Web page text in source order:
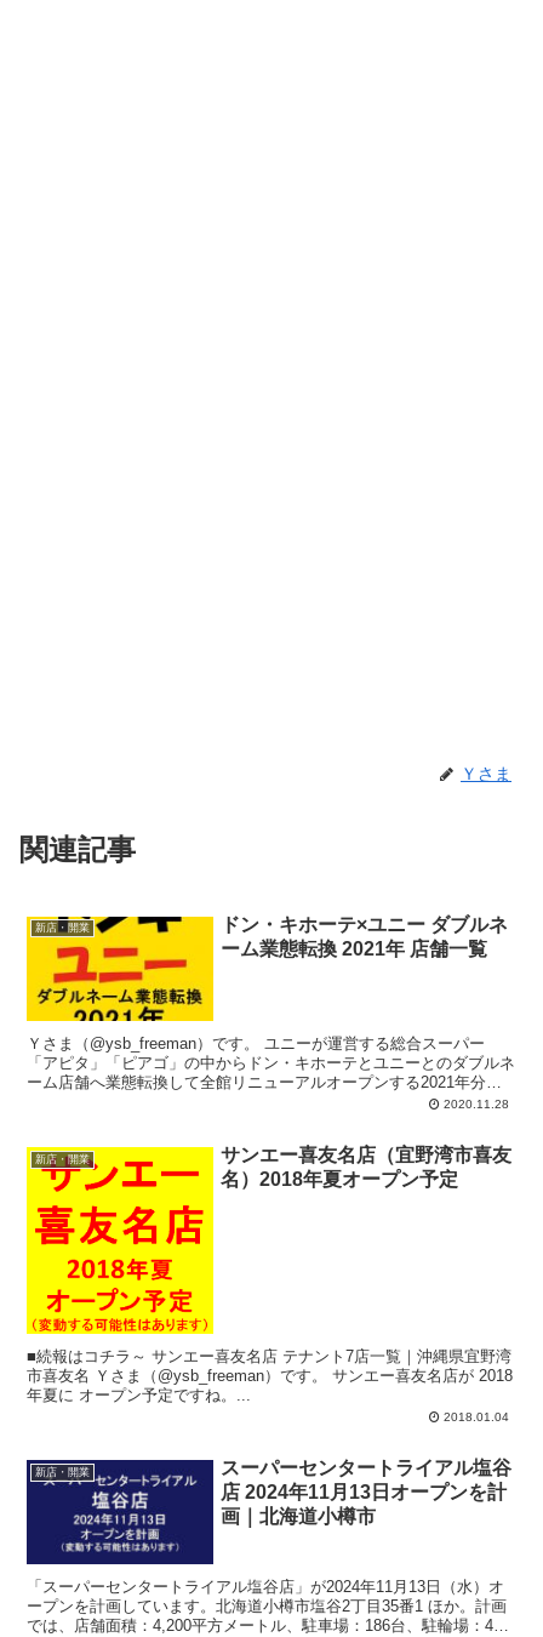
Ｙさま
関連記事
新店・開業
ドン・キホーテ×ユニー ダブルネ
ーム業態転換 2021年 店舗一覧
Ｙさま（@ysb_freeman）です。 ユニーが運営する総合スーパー
「アピタ」「ピアゴ」の中からドン・キホーテとユニーとのダブルネ
ーム店舗へ業態転換して全館リニューアルオープンする2021年分の
2020.11.28
新店・開業
サンエー喜友名店（宜野湾市喜友
名）2018年夏オープン予定
■続報はコチラ～ サンエー喜友名店 テナント7店一覧｜沖縄県宜野湾
市喜友名 Ｙさま（@ysb_freeman）です。 サンエー喜友名店が 2018
年夏に オープン予定ですね。...
2018.01.04
新店・開業
スーパーセンタートライアル塩谷
店 2024年11月13日オープンを計
画｜北海道小樽市
「スーパーセンタートライアル塩谷店」が2024年11月13日（水）オ
ープンを計画しています。北海道小樽市塩谷2丁目35番1 ほか。計画
では、店舗面積：4,200平方メートル、駐車場：186台、駐輪場：40